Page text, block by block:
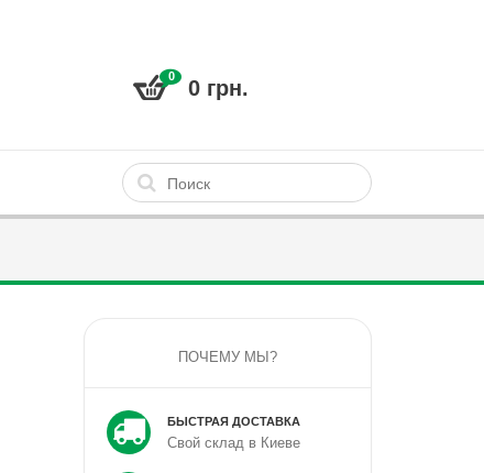
0 0 грн.
ПОЧЕМУ МЫ?
БЫСТРАЯ ДОСТАВКА
Свой склад в Киеве